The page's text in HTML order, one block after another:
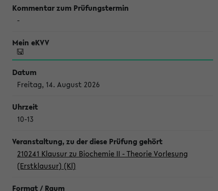
-
Freitag, 14. August 2026
10-13
210241 Klausur zu Biochemie II - Theorie Vorlesung
(Erstklausur) (Kl)